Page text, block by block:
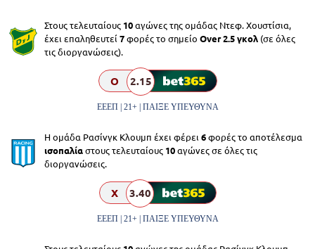
Στους τελευταίους 10αγώνες της ομάδας Ντεφ. Χουστίσια,
έχει επαληθευτεί 7φορές το σημείο Over 2.5 γκολ (σε όλες
τις διοργανώσεις).
O 2.15
ΕΕΕΠ | 21+ | ΠΑΙΞΕ ΥΠΕΥΘΥΝΑ
Η ομάδα Ρασίνγκ Κλουμπ έχει φέρει 6φορές το αποτέλεσμα
ισοπαλίαστους τελευταίους 10αγώνες σε όλες τις
διοργανώσεις.
X 3.40
ΕΕΕΠ | 21+ | ΠΑΙΞΕ ΥΠΕΥΘΥΝΑ